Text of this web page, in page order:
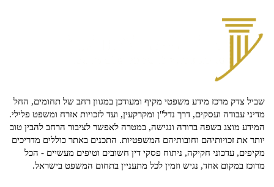
שביל צדק מרכז מידע משפטי מקיף ומעודכן במגוון רחב של תחומים, החל
מדיני עבודה ועסקים, דרך נדל"ן ומקרקעין, ועד לזכויות אזרח ומשפט פלילי.
המידע מוצג בשפה ברורה ונגישה, במטרה לאפשר לציבור הרחב להבין טוב
יותר את זכויותיהם וחובותיהם המשפטיות. התכנים באתר כוללים מדריכים
מקיפים, עדכוני חקיקה, ניתוח פסקי דין חשובים וטיפים מעשיים - הכל
מרוכז במקום אחד, נגיש וזמין לכל מתעניין בתחום המשפט בישראל.